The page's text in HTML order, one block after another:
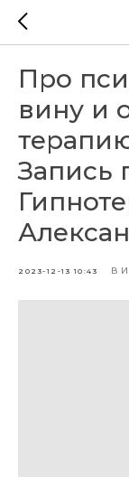
Про
вину и
Запись
2023-12-13 10:43